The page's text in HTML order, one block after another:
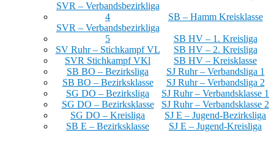
SVR – Verbandsbezirkliga
4
SB – Hamm Kreisklasse
SVR – Verbandsbezirkliga
5
SB HV – 1. Kreisliga
SV Ruhr – Stichkampf VL
SB HV – 2. Kreisliga
SVR Stichkampf VKl
SB HV – Kreisklasse
SB BO – Bezirksliga
SJ Ruhr – Verbandsliga 1
SB BO – Bezirksklasse
SJ Ruhr – Verbandsliga 2
SG DO – Bezirksliga
SJ Ruhr – Verbandsklasse 1
SG DO – Bezirksklasse
SJ Ruhr – Verbandsklasse 2
SG DO – Kreisliga
SJ E – Jugend-Bezirksliga
SB E – Bezirksklasse
SJ E – Jugend-Kreisliga